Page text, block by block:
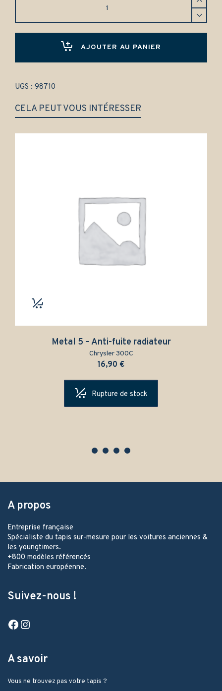
AJOUTER AU PANIER
UGS : 98710
CELA PEUT VOUS INTÉRESSER
Metal 5 – Anti-fuite radiateur
Chrysler 300C
16,90 €
Rupture de stock
A propos
Entreprise française
Spécialiste du tapis sur-mesure pour les voitures anciennes &
les youngtimers.
+800 modèles référencés
Fabrication européenne.
Suivez-nous !
Facebook
A savoir
Vous ne trouvez pas votre tapis ?